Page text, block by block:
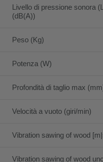
Livello di pressione sonora
(dB(A))
Peso (Kg)
Potenza (W)
Profondità di taglio max
Velocità a vuoto (giri/min)
Vibration sawing of wood
Vibration sawing of wood